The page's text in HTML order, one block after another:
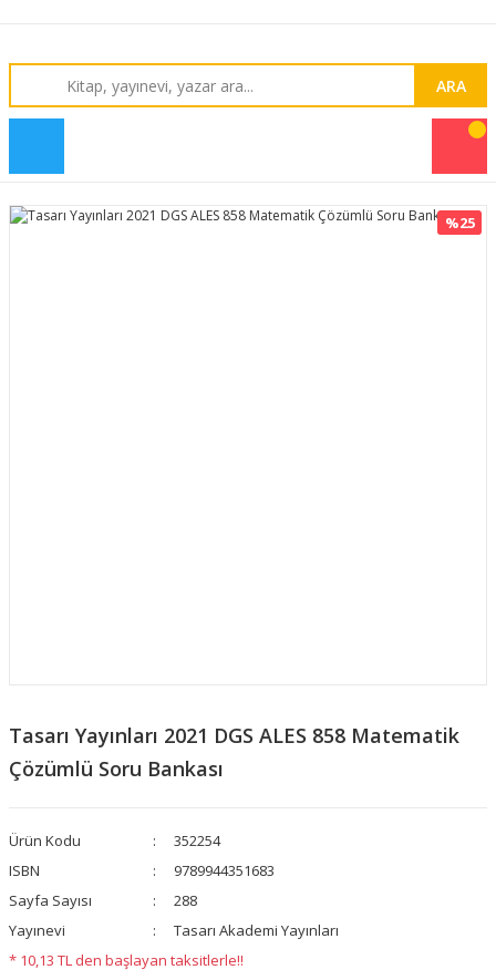
ARA
%25
Tasarı Yayınları 2021 DGS ALES 858 Matematik
Çözümlü Soru Bankası
Ürün Kodu
352254
ISBN
9789944351683
Sayfa Sayısı
288
Yayınevi
Tasarı Akademi Yayınları
* 10,13 TL den başlayan taksitlerle!!